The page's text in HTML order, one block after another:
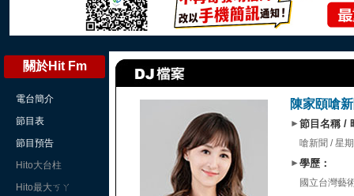
關於Hit Fm
電台簡介
節目表
節目預告
Hito大台柱
Hito最大ㄎㄚ
陳家頤嗆
► 節目名稱 /
嗆新聞 / 星
► 學歷：
國立台灣藝